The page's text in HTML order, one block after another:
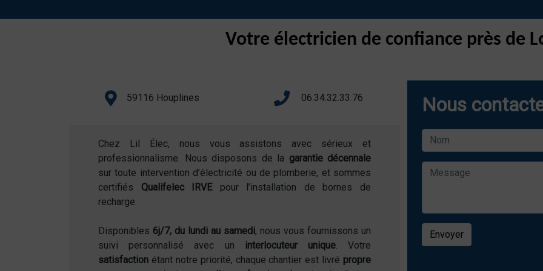
Votre électricien de confiance près de
59116 Houplines 06.34.32.33.76
Chez Lil Élec, nous vous assistons avec sérieux et
professionnalisme. Nous disposons de la garantie décennale
sur toute intervention d’électricité ou de plomberie, et sommes
certifiés Qualifelec IRVEpour l’installation de bornes de
recharge.
Disponibles 6j/7, du lundi au samedi, nous vous fournissons un
suivi personnalisé avec un
interlocuteur unique. Votre
satisfaction étant notre priorité, chaque chantier est livré propre
Nous
Envoyer